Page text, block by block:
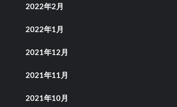
2022年2月
2022年1月
2021年12月
2021年11月
2021年10月